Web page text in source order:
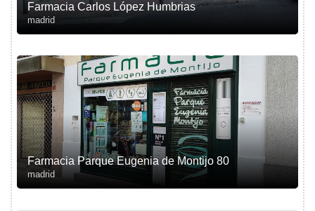
Farmacia Carlos López Humbrias
madrid
Farmacia Parque Eugenia de Montijo 80
madrid